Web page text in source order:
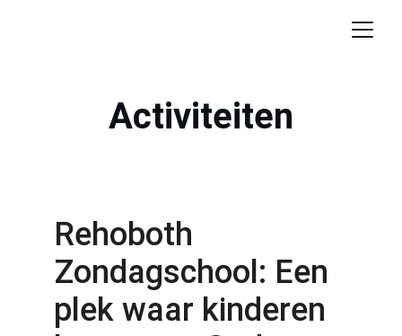
Activiteiten
Rehoboth
Zondagschool: Een
plek waar kinderen